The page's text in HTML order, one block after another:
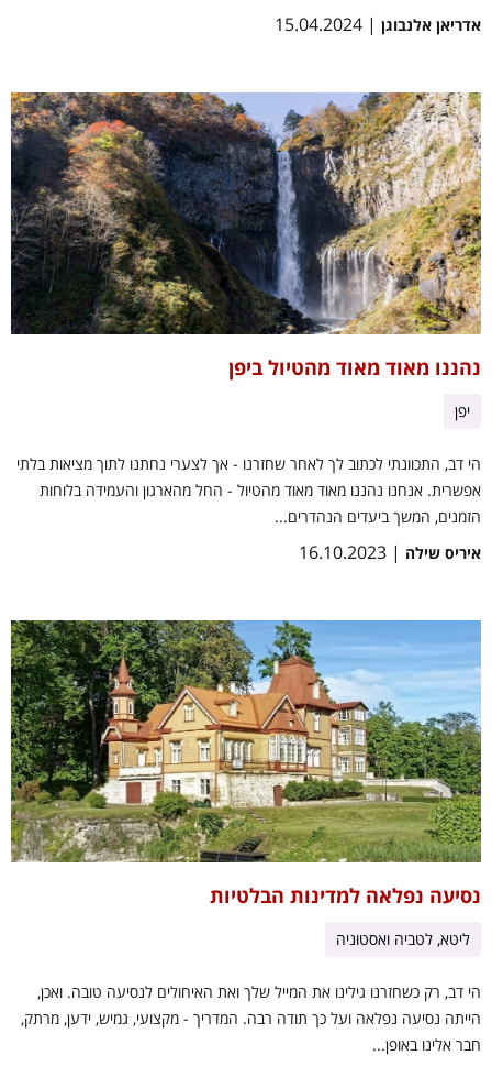
אדריאן אלנבוגן | 15.04.2024
נהננו מאוד מאוד מהטיול ביפן
יפן
הי דב, התכוונתי לכתוב לך לאחר שחזרנו - אך לצערי נחתנו לתוך מציאות בלתי
אפשרית. אנחנו נהננו מאוד מאוד מהטיול - החל מהארגון והעמידה בלוחות
הזמנים, המשך ביעדים הנהדרים...
איריס שילה | 16.10.2023
נסיעה נפלאה למדינות הבלטיות
ליטא, לטביה ואסטוניה
הי דב, רק כשחזרנו גילינו את המייל שלך ואת האיחולים לנסיעה טובה. ואכן,
הייתה נסיעה נפלאה ועל כך תודה רבה. המדריך - מקצועי, גמיש, ידען, מרתק,
חבר אלינו באופן...